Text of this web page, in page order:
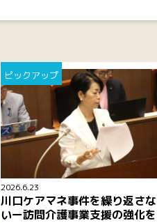
2026.6.23
ピックアップ
川口ケアマネ事件を繰り返さな
いー訪問介護事業支援の強化を